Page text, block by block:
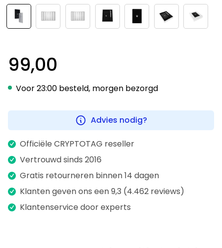
99,00
Voor 23:00 besteld, morgen bezorgd
Advies nodig?
Officiële CRYPTOTAG reseller
Vertrouwd sinds 2016
Gratis retourneren binnen 14 dagen
Klanten geven ons een 9,3 (4.462 reviews)
Klantenservice door experts